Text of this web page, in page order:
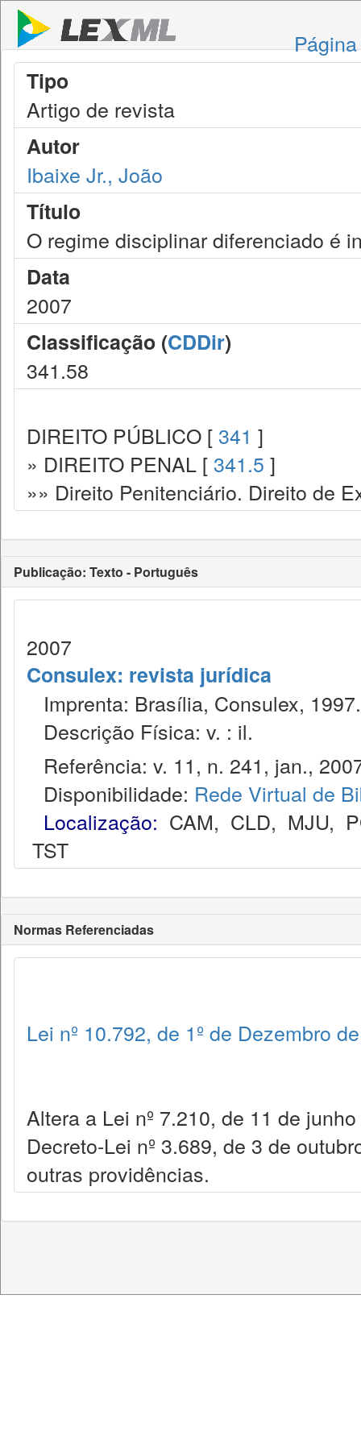
Tipo
Artigo de revista
Autor
Ibaixe Jr., João
Título
O regime disciplinar diferenciado é
Data
2007
Classificação (CDDir)
341.58
DIREITO PÚBLICO [ 341 ]
» DIREITO PENAL [ 341.5 ]
»» Direito Penitenciário. Direito de
Publicação: Texto - Português
2007
Consulex: revista jurídica
Imprenta: Brasília, Consulex, 1997.
Descrição Física: v. : il.
Referência: v. 11, n. 241, jan.,
Disponibilidade: Rede Virtual de
Localização: CAM, CLD, MJU,
TST
Normas Referenciadas
Lei nº 10.792, de 1º de Dezembro
Altera a Lei nº 7.210, de 11 de
Decreto-Lei nº 3.689, de 3 de
outras providências.